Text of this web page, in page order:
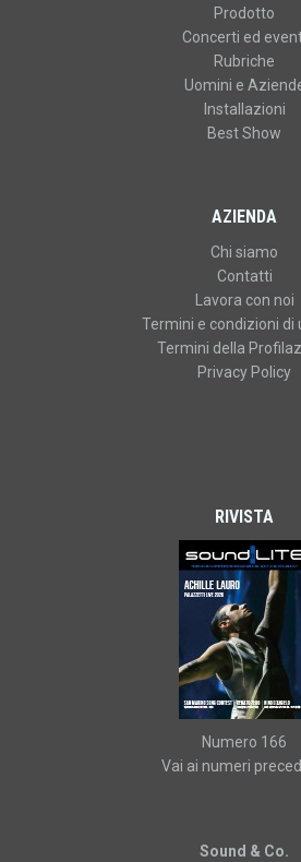
Prodotto
Concerti ed
Rubriche
Uomini e
Installazioni
Best Show
AZIENDA
Chi siamo
Contatti
Lavora con noi
Termini e condizioni di
Termini della
Privacy Policy
RIVISTA
Numero 166
Vai ai numeri
Sound & Co.